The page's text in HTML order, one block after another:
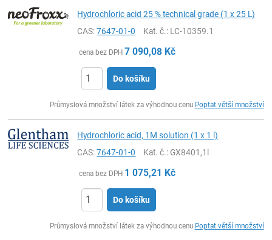
Hydrochloric acid 25 % technical grade (1 x 25 L)
CAS:7647-01-0 Kat. č.: LC-10359.1
cena bez DPH 7 090,08 Kč
Do košíku
Průmyslová množství látek za výhodnou cenu Poptat větší množství
Hydrochloric acid, 1M solution (1 x 1 l)
CAS:7647-01-0 Kat. č.: GX8401,1l
cena bez DPH 1 075,21 Kč
Do košíku
Průmyslová množství látek za výhodnou cenu Poptat větší množství